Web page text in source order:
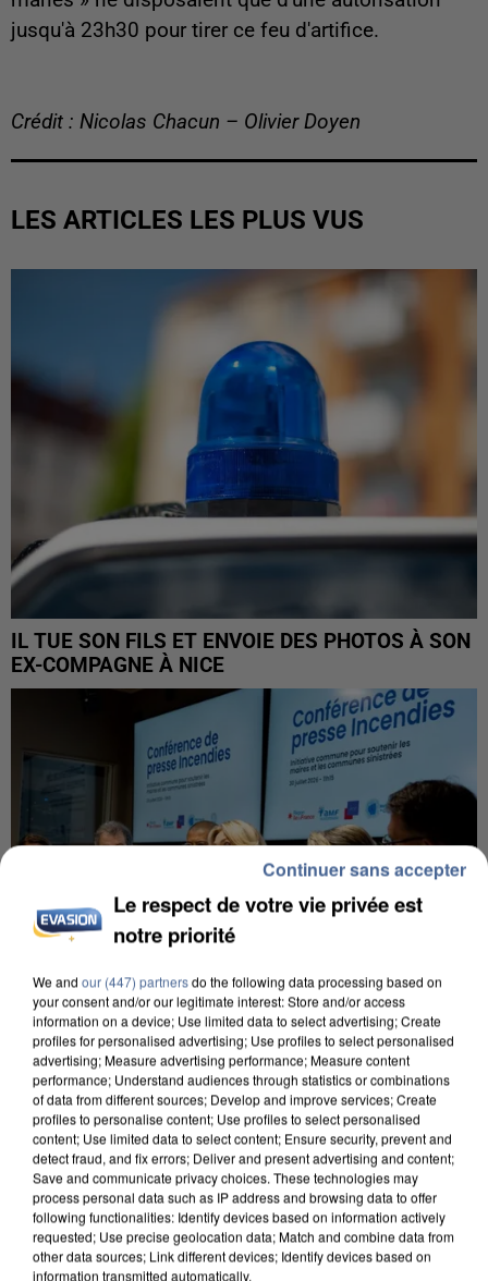
jusqu'à 23h30 pour tirer ce feu d'artifice.
Crédit : Nicolas Chacun – Olivier Doyen
LES ARTICLES LES PLUS VUS
IL TUE SON FILS ET ENVOIE DES PHOTOS À SON
EX-COMPAGNE À NICE
INCENDIES : L’ÎLE-DE-FRANCE LANCE UN ÉLAN
DE SOLIDARITÉ AVEC LES...
Le respect de votre vie privée est
notre priorité
We and our (447) partnersdo the following data processing based on
your consent and/or our legitimate interest: Store and/or access
information on a device; Use limited data to select advertising; Create
profiles for personalised advertising; Use profiles to select personalised
advertising; Measure advertising performance; Measure content
performance; Understand audiences through statistics or combinations
of data from different sources; Develop and improve services; Create
profiles to personalise content; Use profiles to select personalised
content; Use limited data to select content; Ensure security, prevent and
detect fraud, and fix errors; Deliver and present advertising and content;
Save and communicate privacy choices. These technologies may
process personal data such as IP address and browsing data to offer
following functionalities: Identify devices based on information actively
requested; Use precise geolocation data; Match and combine data from
other data sources; Link different devices; Identify devices based on
information transmitted automatically.
Continuer sans accepter